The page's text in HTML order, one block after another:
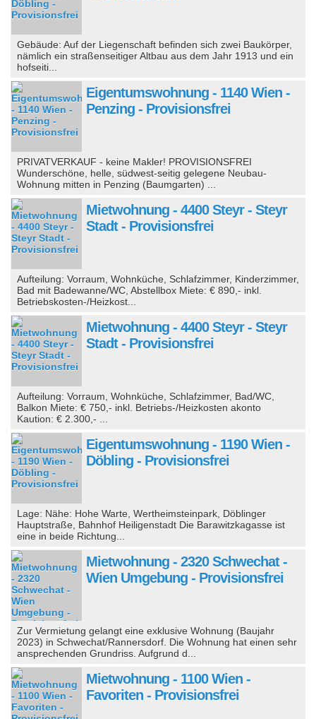
Gebäude: Auf der Liegenschaft befinden sich zwei Baukörper,
nämlich ein straßenseitiger Altbau aus dem Jahr 1913 und ein
hofseiti...
Eigentumswohnung - 1140 Wien -
Penzing - Provisionsfrei
PRIVATVERKAUF - keine Makler! PROVISIONSFREI
Wunderschöne, helle, südwest-seitig gelegene Neubau-
Wohnung mitten in Penzing (Baumgarten) ...
Mietwohnung - 4400 Steyr - Steyr
Stadt - Provisionsfrei
Aufteilung: Vorraum, Wohnküche, Schlafzimmer, Kinderzimmer,
Bad mit Badewanne/WC, Abstellbox Miete: € 890,- inkl.
Betriebskosten-/Heizkost...
Mietwohnung - 4400 Steyr - Steyr
Stadt - Provisionsfrei
Aufteilung: Vorraum, Wohnküche, Schlafzimmer, Bad/WC,
Balkon Miete: € 750,- inkl. Betriebs-/Heizkosten akonto
Kaution: € 2.300,- ...
Eigentumswohnung - 1190 Wien -
Döbling - Provisionsfrei
Lage: Nähe: Hohe Warte, Wertheimsteinpark, Döblinger
Hauptstraße, Bahnhof Heiligenstadt Die Barawitzkagasse ist
eine in beide Richtung...
Mietwohnung - 2320 Schwechat -
Wien Umgebung - Provisionsfrei
Zur Vermietung gelangt eine exklusive Wohnung (Baujahr
2023) in Schwechat/Rannersdorf. Die Wohnung hat einen sehr
ansprechenden Grundriss. Aufgrund d...
Mietwohnung - 1100 Wien -
Favoriten - Provisionsfrei